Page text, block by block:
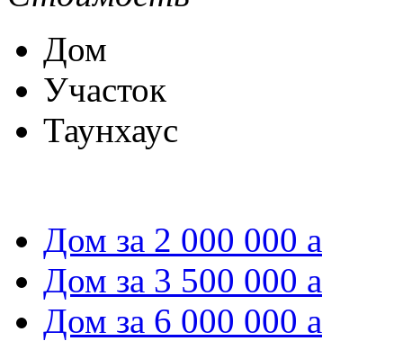
Дом
Участок
Таунхаус
Дом за 2 000 000 a
Дом за 3 500 000 a
Дом за 6 000 000 a